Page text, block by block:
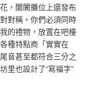
，闤闠攤位上還發布
對稱。你們必須同時
的禮物，放置在吧檯
種特點商「實實在
音甚至都符合三分之
里也設計了“寫福字”